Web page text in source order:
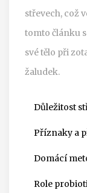
střevech, což
tomto článku
své tělo při
žaludek.
Důležitost
Příznaky a
Domácí
Role